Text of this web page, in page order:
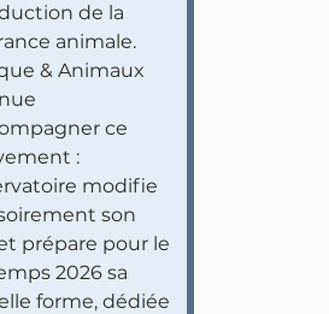
de la
animale.
& Animaux
ce
:
modifie
son
prépare pour le
2026 sa
forme, dédiée